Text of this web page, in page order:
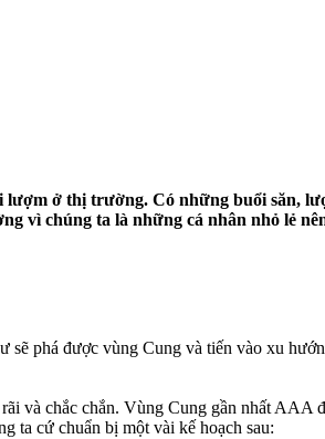
ở thị trường. Có những buổi săn,
vì chúng ta là những cá nhân nhỏ lẻ
phá được vùng Cung và tiến vào xu
và chắc chắn. Vùng Cung gần nhất AAA
ta cứ chuẩn bị một vài kế hoạch sau: